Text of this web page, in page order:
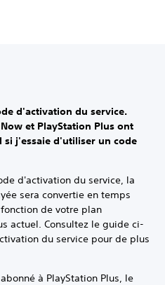
d'activation du service.
et PlayStation Plus ont
si j'essaie d'utiliser un code
d'activation du service, la
sera convertie en temps
de votre plan
actuel. Consultez le guide ci-
du service pour de plus
à PlayStation Plus, le